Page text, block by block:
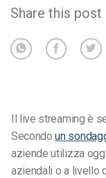
Share this post
Il live streaming è
Secondoun
aziende utilizza
aziendali o a livello